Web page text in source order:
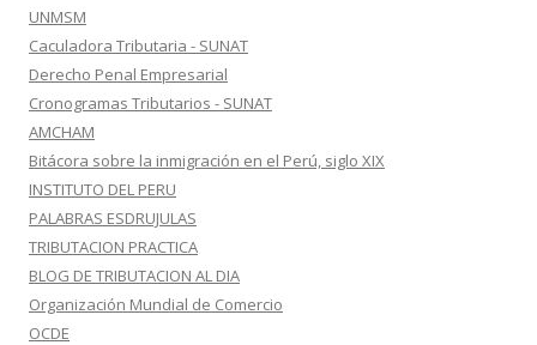
UNMSM
Caculadora Tributaria - SUNAT
Derecho Penal Empresarial
Cronogramas Tributarios - SUNAT
AMCHAM
Bitácora sobre la inmigración en el Perú, siglo XIX
INSTITUTO DEL PERU
PALABRAS ESDRUJULAS
TRIBUTACION PRACTICA
BLOG DE TRIBUTACION AL DIA
Organización Mundial de Comercio
OCDE